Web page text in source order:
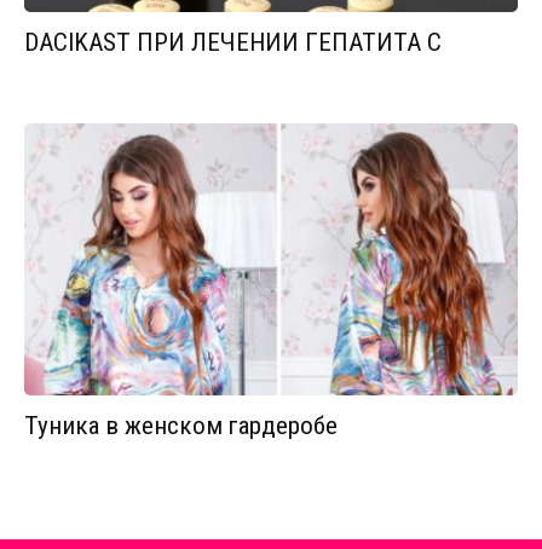
DACIKAST ПРИ ЛЕЧЕНИИ ГЕПАТИТА С
Туника в женском гардеробе